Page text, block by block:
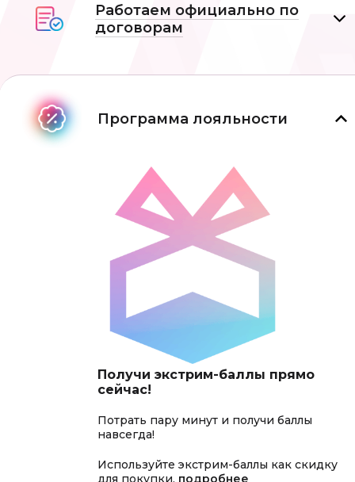
Работаем официально по
договорам
Программа лояльности
Получи экстрим-баллы прямо
сейчас!
Потрать пару минут и получи баллы
навсегда!
Используйте экстрим-баллы как скидку
для покупки, подробнее